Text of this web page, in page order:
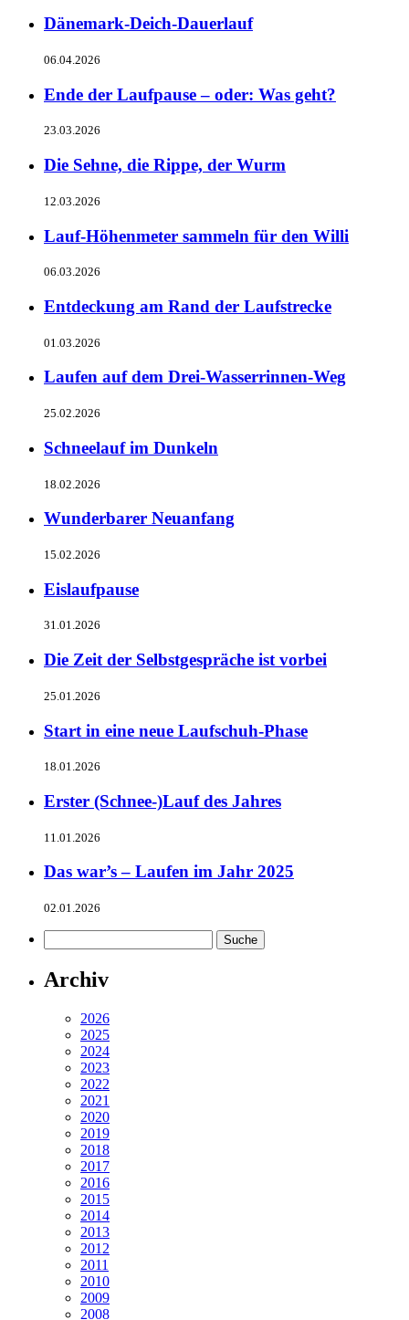
Dänemark-Deich-Dauerlauf
06.04.2026
Ende der Laufpause – oder: Was geht?
23.03.2026
Die Sehne, die Rippe, der Wurm
12.03.2026
Lauf-Höhenmeter sammeln für den Willi
06.03.2026
Entdeckung am Rand der Laufstrecke
01.03.2026
Laufen auf dem Drei-Wasserrinnen-Weg
25.02.2026
Schneelauf im Dunkeln
18.02.2026
Wunderbarer Neuanfang
15.02.2026
Eislaufpause
31.01.2026
Die Zeit der Selbstgespräche ist vorbei
25.01.2026
Start in eine neue Laufschuh-Phase
18.01.2026
Erster (Schnee-)Lauf des Jahres
11.01.2026
Das war’s – Laufen im Jahr 2025
02.01.2026
Archiv
2026
2025
2024
2023
2022
2021
2020
2019
2018
2017
2016
2015
2014
2013
2012
2011
2010
2009
2008